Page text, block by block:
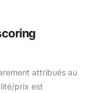
attribués au
prix est